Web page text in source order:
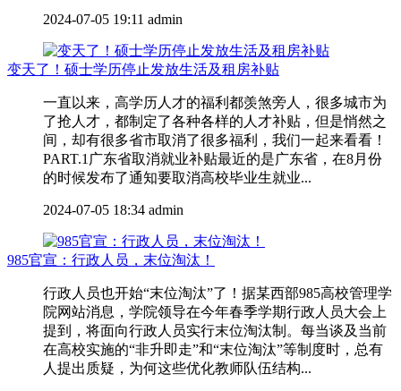
2024-07-05 19:11 admin
变天了！硕士学历停止发放生活及租房补贴
一直以来，高学历人才的福利都羡煞旁人，很多城市为
了抢人才，都制定了各种各样的人才补贴，但是悄然之
间，却有很多省市取消了很多福利，我们一起来看看！
PART.1广东省取消就业补贴最近的是广东省，在8月份
的时候发布了通知要取消高校毕业生就业...
2024-07-05 18:34 admin
985官宣：行政人员，末位淘汰！
行政人员也开始“末位淘汰”了！据某西部985高校管理学
院网站消息，学院领导在今年春季学期行政人员大会上
提到，将面向行政人员实行末位淘汰制。每当谈及当前
在高校实施的“非升即走”和“末位淘汰”等制度时，总有
人提出质疑，为何这些优化教师队伍结构...